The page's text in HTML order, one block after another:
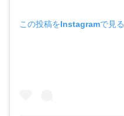
この投稿をInstagramで見る